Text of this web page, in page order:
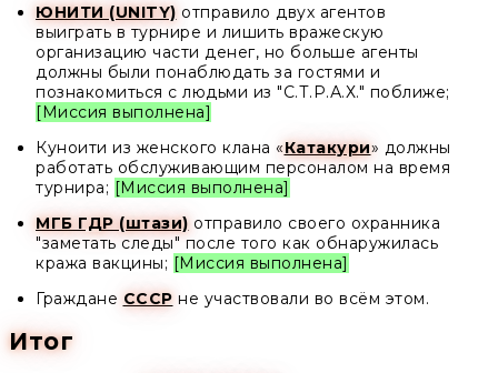
ЮНИТИ (UNITY) отправило двух агентов
выиграть в турнире и лишить вражескую
организацию части денег, но больше агенты
должны были понаблюдать за гостями и
познакомиться с людьми из "С.Т.Р.А.Х." поближе;
[Миссия выполнена]
Куноити из женского клана «Катакури» должны
работать обслуживающим персоналом на время
турнира; [Миссия выполнена]
МГБ ГДР (штази) отправило своего охранника
"заметать следы" после того как обнаружилась
кража вакцины; [Миссия выполнена]
Граждане СССР не участвовали во всём этом.
Итог